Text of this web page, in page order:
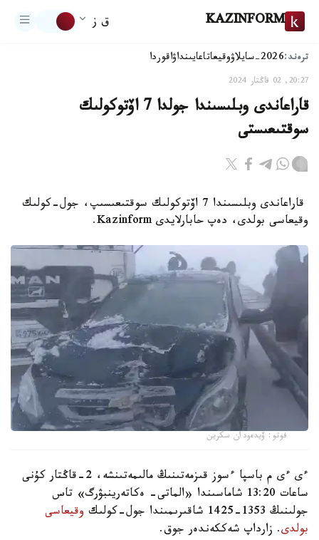
KAZINFORM ق ز
ترەند:2026-سايلاۋ وقيعاتاعايىنداۋاقوردا
20:27, 02 قاڭتار 2024
قاراعاندى وبلىسىندا جولدا 7 اۆتوكولىك
سوقتىعىستى
قاراعاندى وبلىسىندا 7 اۆتوكولىك سوقتىعىسىپ، جول-كولىك
وقيعاسى بولدى، دەپ حابارلايدى Kazinform.
فوتو: ۆيدەودان سكرين
ءى ءى م باسپا ءسوز قىزمەتىنىڭ مالىمەتىنشە، 2-قاڭتار كۇنى
ساعات 13:20 شاماسىندا «الماتى- ەكاتەرينبۋرگ» تاس
جولىنىڭ 1353-1425 شاقىرىمىندا جول-كولىك
وقيعاسى
بولدى. زارداپ شەككەندەر جوق.